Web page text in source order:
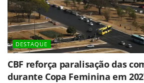
DESTAQUE
CBF reforça paralisação das
durante Copa Feminina em